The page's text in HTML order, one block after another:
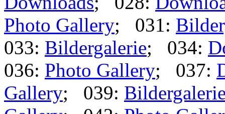
Downloads; 028:
Photo Gallery; 031:
033: Bildergalerie; 034:
036: Photo Gallery; 037:
Gallery; 039: